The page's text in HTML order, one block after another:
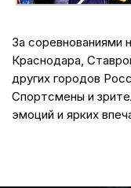
За соревнованиями
Краснодара,
других городов
Спортсмены и
эмоций и ярких